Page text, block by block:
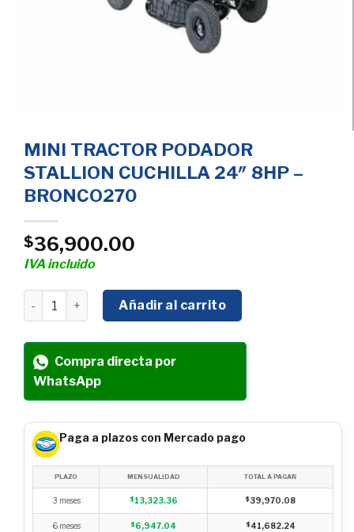
MINI TRACTOR PODADOR
STALLION CUCHILLA 24″ 8HP –
BRONCO270
$36,900.00
IVA incluido
MINI TRACTOR PODADOR STALLION CUCHILLA 24"
Añadir al carrito
Compra directa por
WhatsApp
Paga a plazos con Mercado pago
PLAZO MENSUALIDAD TOTAL A PAGAR
3 meses $13,323.36 $39,970.08
6 meses $6,947.04 $41,682.24